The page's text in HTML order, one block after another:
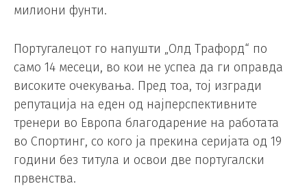
милиони фунти.
Португалецот го напушти „Олд Трафорд“ по
само 14 месеци, во кои не успеа да ги оправда
високите очекувања. Пред тоа, тој изгради
репутација на еден од најперспективните
тренери во Европа благодарение на работата
во Спортинг, со кого ја прекина серијата од 19
години без титула и освои две португалски
првенства.